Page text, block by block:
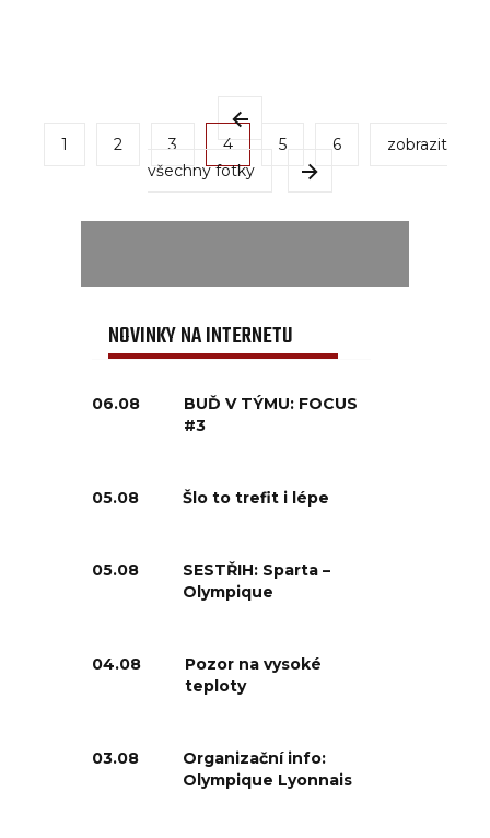
1 2 3 4 5 6
zobrazit
všechny fotky
NOVINKY NA INTERNETU
06.08
BUĎ V TÝMU: FOCUS
#3
05.08 Šlo to trefit i lépe
05.08
SESTŘIH: Sparta –
Olympique
04.08
Pozor na vysoké
teploty
03.08
Organizační info:
Olympique Lyonnais